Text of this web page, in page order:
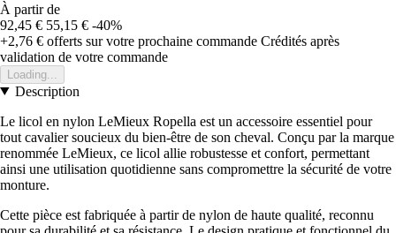
À partir de
92,45 € 55,15 € -40%
+2,76 € offerts sur votre prochaine commande Crédités après
validation de votre commande
Loading...
Description
Le licol en nylon LeMieux Ropella est un accessoire essentiel pour
tout cavalier soucieux du bien-être de son cheval. Conçu par la marque
renommée LeMieux, ce licol allie robustesse et confort, permettant
ainsi une utilisation quotidienne sans compromettre la sécurité de votre
monture.
Cette pièce est fabriquée à partir de nylon de haute qualité, reconnu